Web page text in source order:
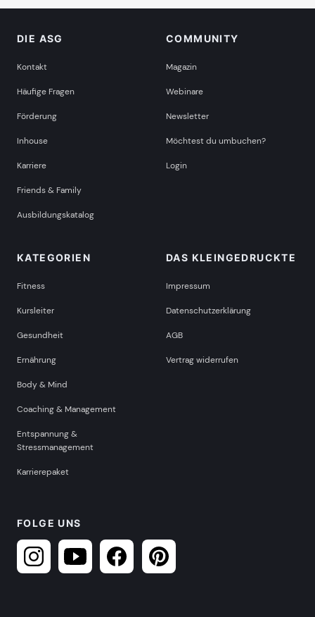
DIE ASG
Kontakt
Häufige Fragen
Förderung
Inhouse
Karriere
Friends & Family
Ausbildungskatalog
COMMUNITY
Magazin
Webinare
Newsletter
Möchtest du umbuchen?
Login
KATEGORIEN
Fitness
Kursleiter
Gesundheit
Ernährung
Body & Mind
Coaching & Management
Entspannung &
Stressmanagement
Karrierepaket
DAS KLEINGEDRUCKTE
Impressum
Datenschutzerklärung
AGB
Vertrag widerrufen
FOLGE UNS